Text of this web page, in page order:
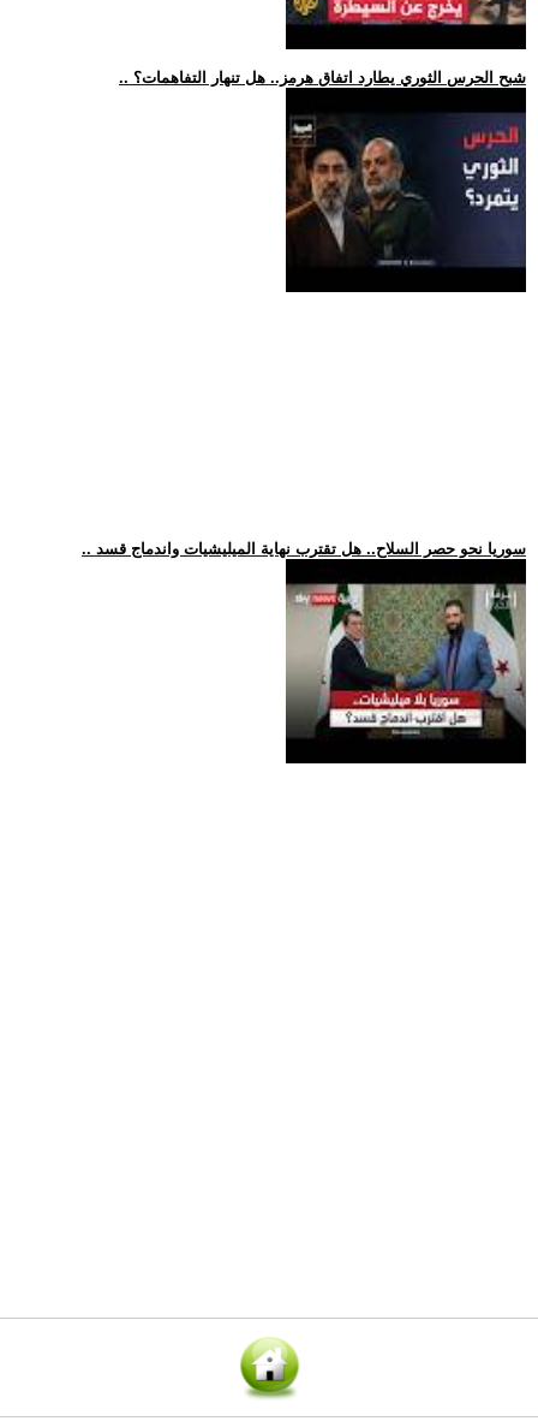
.. شبح الحرس الثوري يطارد اتفاق هرمز.. هل تنهار التفاهمات؟
.. سوريا نحو حصر السلاح.. هل تقترب نهاية الميليشيات واندماج قسد